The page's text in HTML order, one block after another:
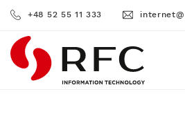
+48 52 55 11 333
RFC